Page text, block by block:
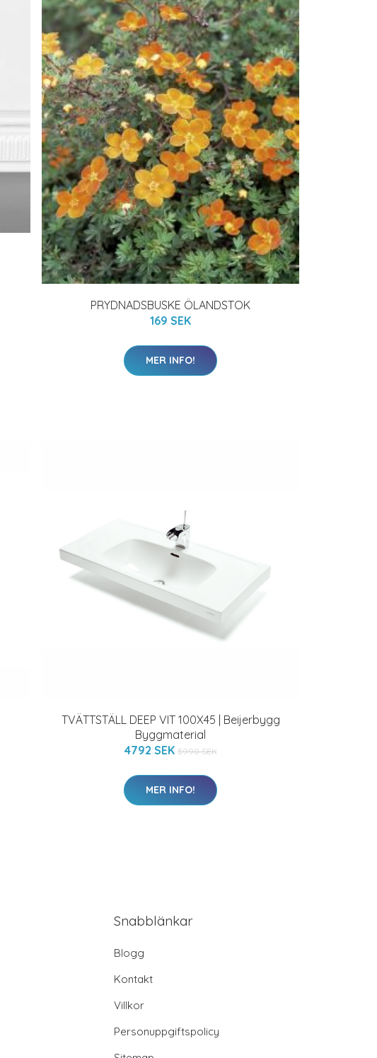
PRYDNADSBUSKE ÖLANDSTOK
169 SEK
MER INFO!
TVÄTTSTÄLL DEEP VIT 100X45 | Beijerbygg
Byggmaterial
4792 SEK 5990 SEK
MER INFO!
Snabblänkar
Blogg
Kontakt
Villkor
Personuppgiftspolicy